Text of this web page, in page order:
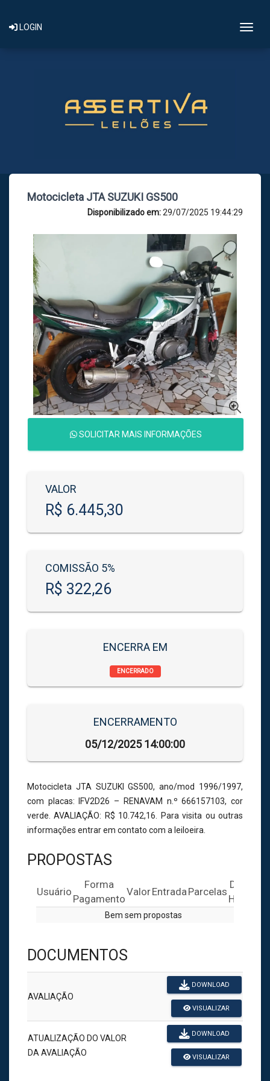
LOGIN
Motocicleta JTA SUZUKI GS500
Disponibilizado em:29/07/2025 19:44:29
SOLICITAR MAIS INFORMAÇÕES
VALOR
R$ 6.445,30
COMISSÃO 5%
R$ 322,26
ENCERRA EM
ENCERRADO
ENCERRAMENTO
05/12/2025 14:00:00
Motocicleta JTA SUZUKI GS500, ano/mod 1996/1997,
com placas: IFV2D26 – RENAVAM n.º 666157103, cor
verde. AVALIAÇÃO: R$ 10.742,16. Para visita ou outras
informações entrar em contato com a leiloeira.
PROPOSTAS
Usuário
Forma
Pagamento
ValorEntradaParcelas
Dia |
Hora
Bem sem propostas
DOCUMENTOS
AVALIAÇÃO
DOWNLOAD
VISUALIZAR
ATUALIZAÇÃO DO VALOR
DA AVALIAÇÃO
DOWNLOAD
VISUALIZAR